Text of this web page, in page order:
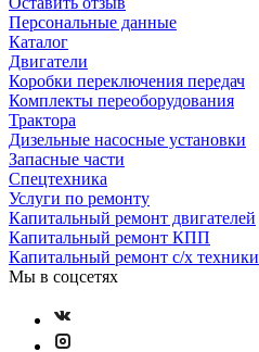
Персональные данные
Каталог
Двигатели
Коробки переключения передач
Комплекты переоборудования
Трактора
Дизельные насосные установки
Запасные части
Спецтехника
Услуги по ремонту
Капитальный ремонт двигателей
Капитальный ремонт КПП
Капитальный ремонт с/х техники
Мы в соцсетях